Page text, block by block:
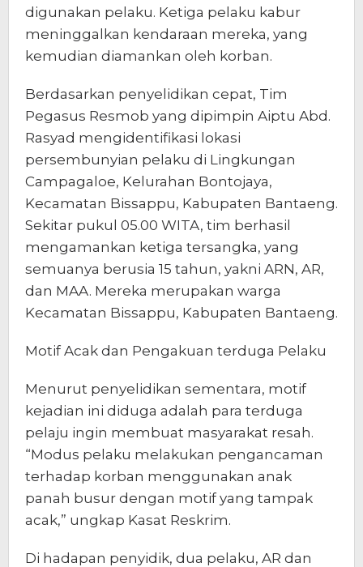
digunakan pelaku. Ketiga pelaku kabur
meninggalkan kendaraan mereka, yang
kemudian diamankan oleh korban.
Berdasarkan penyelidikan cepat, Tim
Pegasus Resmob yang dipimpin Aiptu Abd.
Rasyad mengidentifikasi lokasi
persembunyian pelaku di Lingkungan
Campagaloe, Kelurahan Bontojaya,
Kecamatan Bissappu, Kabupaten Bantaeng.
Sekitar pukul 05.00 WITA, tim berhasil
mengamankan ketiga tersangka, yang
semuanya berusia 15 tahun, yakni ARN, AR,
dan MAA. Mereka merupakan warga
Kecamatan Bissappu, Kabupaten Bantaeng.
Motif Acak dan Pengakuan terduga Pelaku
Menurut penyelidikan sementara, motif
kejadian ini diduga adalah para terduga
pelaju ingin membuat masyarakat resah.
“Modus pelaku melakukan pengancaman
terhadap korban menggunakan anak
panah busur dengan motif yang tampak
acak,” ungkap Kasat Reskrim.
Di hadapan penyidik, dua pelaku, AR dan